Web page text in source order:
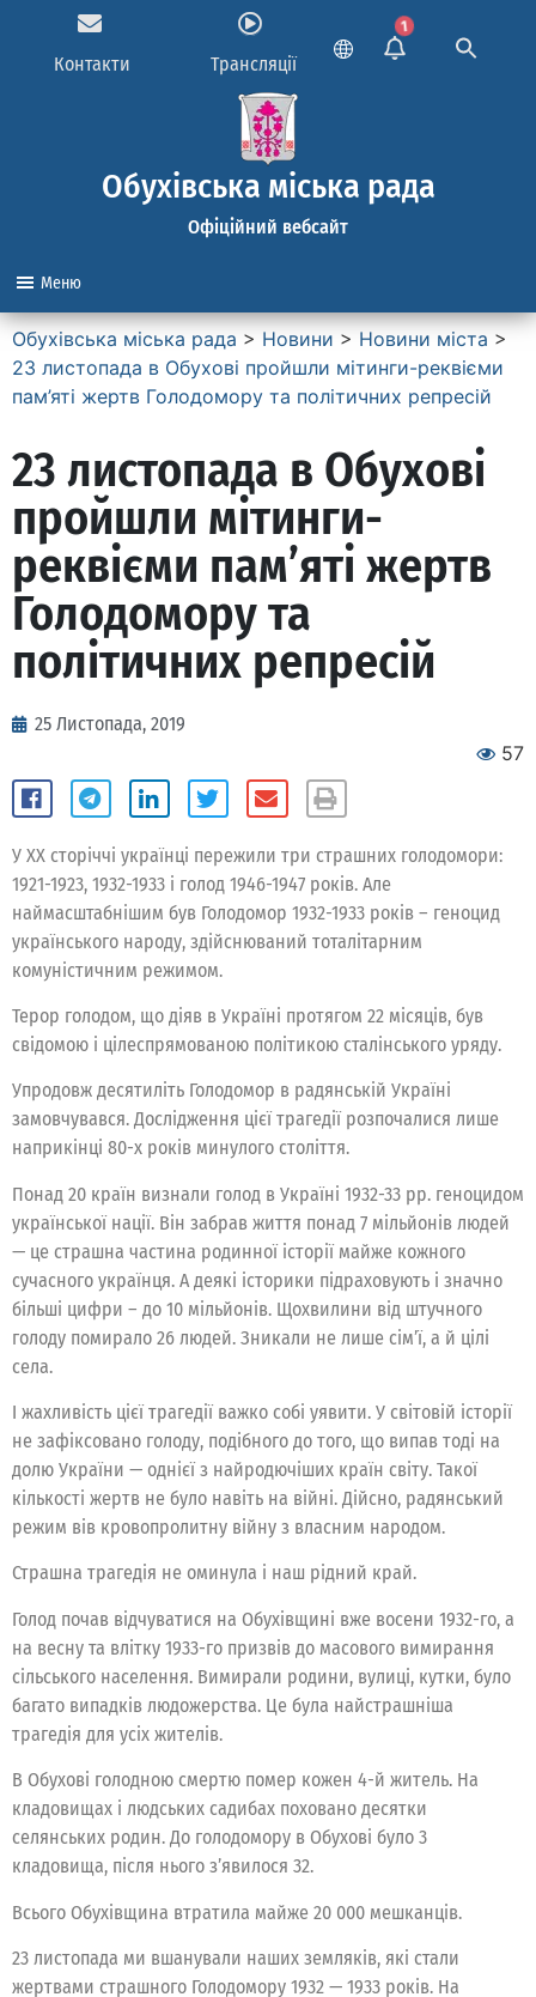
Контакти Трансляції
1
Обухівська міська рада
Офіційний вебсайт
Меню
Обухівська міська рада > Новини > Новини міста >
23 листопада в Обухові пройшли мітинги-реквієми
пам’яті жертв Голодомору та політичних репресій
23 листопада в Обухові
пройшли мітинги-
реквієми пам’яті жертв
Голодомору та
політичних репресій
25 Листопада, 2019
57
У ХХ сторіччі українці пережили три страшних голодомори:
1921-1923, 1932-1933 і голод 1946-1947 років. Але
наймасштабнішим був Голодомор 1932-1933 років – геноцид
українського народу, здійснюваний тоталітарним
комуністичним режимом.
Терор голодом, що діяв в Україні протягом 22 місяців, був
свідомою і цілеспрямованою політикою сталінського уряду.
Упродовж десятиліть Голодомор в радянській Україні
замовчувався. Дослідження цієї трагедії розпочалися лише
наприкінці 80-х років минулого століття.
Понад 20 країн визнали голод в Україні 1932-33 рр. геноцидом
української нації. Він забрав життя понад 7 мільйонів людей
— це страшна частина родинної історії майже кожного
сучасного українця. А деякі історики підраховують і значно
більші цифри – до 10 мільйонів. Щохвилини від штучного
голоду помирало 26 людей. Зникали не лише сім’ї, а й цілі
села.
І жахливість цієї трагедії важко собі уявити. У світовій історії
не зафіксовано голоду, подібного до того, що випав тоді на
долю України — однієї з найродючіших країн світу. Такої
кількості жертв не було навіть на війні. Дійсно, радянський
режим вів кровопролитну війну з власним народом.
Страшна трагедія не оминула і наш рідний край.
Голод почав відчуватися на Обухівщині вже восени 1932-го, а
на весну та влітку 1933-го призвів до масового вимирання
сільського населення. Вимирали родини, вулиці, кутки, було
багато випадків людожерства. Це була найстрашніша
трагедія для усіх жителів.
В Обухові голодною смертю помер кожен 4-й житель. На
кладовищах і людських садибах поховано десятки
селянських родин. До голодомору в Обухові було 3
кладовища, після нього з’явилося 32.
Всього Обухівщина втратила майже 20 000 мешканців.
23 листопада ми вшанували наших земляків, які стали
жертвами страшного Голодомору 1932 — 1933 років. На